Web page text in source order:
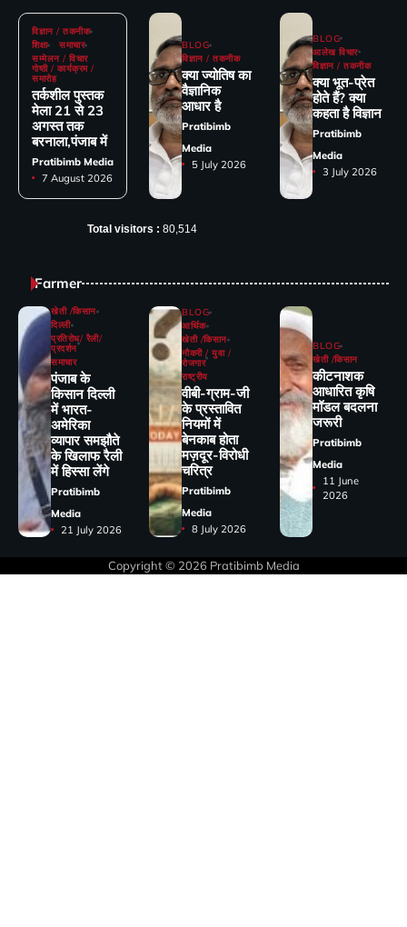
विज्ञान / तकनीक
शिक्षा
समाचार
सम्मेलन / विचार
गोष्ठी / कार्यक्रम /
समारोह
तर्कशील पुस्तक
मेला 21 से 23
अगस्त तक
बरनाला,पंजाब में
Pratibimb Media
7 August 2026
BLOG
विज्ञान / तकनीक
क्या ज्योतिष का
वैज्ञानिक
आधार है
Pratibimb
Media
5 July 2026
BLOG
आलेख विचार
विज्ञान / तकनीक
क्या भूत-प्रेत
होते हैं? क्या
कहता है विज्ञान
Pratibimb
Media
3 July 2026
Total visitors : 80,514
Farmer
खेती /किसान
दिल्ली
प्रतिरोध/ रैली/
प्रदर्शन
समाचार
पंजाब के
किसान दिल्ली
में भारत-
अमेरिका
व्यापार समझौते
के खिलाफ रैली
में हिस्सा लेंगे
Pratibimb
Media
21 July 2026
BLOG
आर्थिक
खेती /किसान
नौकरी / युवा /
रोजगार
राष्ट्रीय
वीबी-ग्राम-जी
के प्रस्तावित
नियमों में
बेनकाब होता
मज़दूर-विरोधी
चरित्र
Pratibimb
Media
8 July 2026
BLOG
खेती /किसान
कीटनाशक
आधारित कृषि
मॉडल बदलना
जरूरी
Pratibimb
Media
11 June
2026
Copyright © 2026 Pratibimb Media